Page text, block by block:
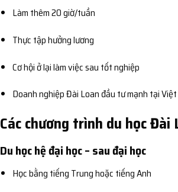
Làm thêm 20 giờ/tuần
Thực tập hưởng lương
Cơ hội ở lại làm việc sau tốt nghiệp
Doanh nghiệp Đài Loan đầu tư mạnh tại
Các chương trình du học Đài
Du học hệ đại học – sau đại học
Học bằng tiếng Trung hoặc tiếng Anh